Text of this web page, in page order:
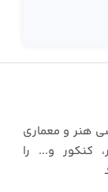
هنر و معماری
کنکور و... را